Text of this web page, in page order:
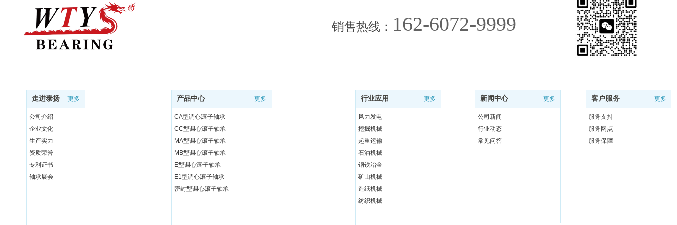
走进泰扬 更多
公司介绍
企业文化
生产实力
资质荣誉
专利证书
轴承展会
产品中心 更多
CA型调心滚子轴承
CC型调心滚子轴承
MA型调心滚子轴承
MB型调心滚子轴承
E型调心滚子轴承
E1型调心滚子轴承
密封型调心滚子轴承
行业应用 更多
风力发电
挖掘机械
起重运输
石油机械
钢铁冶金
矿山机械
造纸机械
纺织机械
新闻中心 更多
公司新闻
行业动态
常见问答
客户服务 更多
服务支持
服务网点
服务保障
销售热线 ： 162-6072-9999